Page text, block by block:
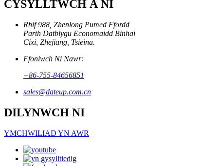
CYSYLLTWCH Â NI
Rhif 988, Zhenlong Pumed Ffordd
Parth Datblygu Economaidd Binhai
Cixi, Zhejiang, Tsieina.
Ffoniwch Ni Nawr:
+86-755-84656851
sales@dateup.com.cn
DILYNWCH NI
YMCHWILIAD YN AWR